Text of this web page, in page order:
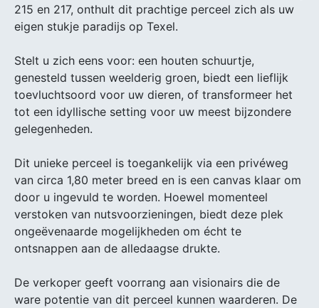
215 en 217, onthult dit prachtige perceel zich als uw
eigen stukje paradijs op Texel.
Stelt u zich eens voor: een houten schuurtje,
genesteld tussen weelderig groen, biedt een lieflijk
toevluchtsoord voor uw dieren, of transformeer het
tot een idyllische setting voor uw meest bijzondere
gelegenheden.
Dit unieke perceel is toegankelijk via een privéweg
van circa 1,80 meter breed en is een canvas klaar om
door u ingevuld te worden. Hoewel momenteel
verstoken van nutsvoorzieningen, biedt deze plek
ongeëvenaarde mogelijkheden om écht te
ontsnappen aan de alledaagse drukte.
De verkoper geeft voorrang aan visionairs die de
ware potentie van dit perceel kunnen waarderen. De